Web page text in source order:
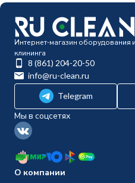
Интернет-магазин оборудования
клининга
8 (861) 204-20-50
info@ru-clean.ru
Telegram
Мы в соцсетях
О компании